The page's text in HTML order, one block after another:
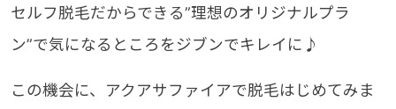
セルフ脱毛だからできる”理想のオリジナルプラ
ン”で気になるところをジブンでキレイに♪
この機会に、アクアサファイアで脱毛はじめてみま